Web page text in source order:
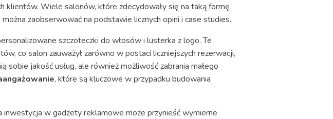
klientów. Wiele salonów, które zdecydowały się na taką formę
zaobserwować na podstawie licznych opini i case studies.
szczoteczki do włosów i lusterka z logo. Te
co salon zauważył zarówno w postaci liczniejszych rezerwacji,
jakość usług, ale również możliwość zabrania małego
, które są kluczowe w przypadku budowania
w gadżety reklamowe może przynieść wymierne